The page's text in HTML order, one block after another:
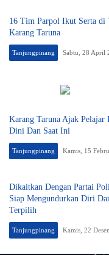
16 Tim Parpol Ikut Serta di
Karang Taruna
Tanjungpinang Sabtu, 28 April
Karang Taruna Ajak Pelajar
Dini Dan Saat Ini
Tanjungpinang Kamis, 15
Dikaitkan Dengan Partai
Siap Mengundurkan Diri
Terpilih
Tanjungpinang Kamis, 22